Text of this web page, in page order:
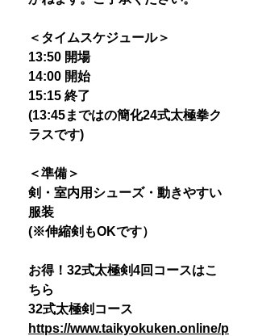
＜タイムスケジュール＞
13:50 開場
14:00 開始
15:15 終了
(13:45まではの簡化24式太極拳ク
ラスです)
＜準備＞
剣・室内用シューズ・動きやすい
服装
(※伸縮剣もOKです）
お得！32式太極剣4回コースはこ
ちら
32式太極剣コース
https://www.taikyokuken.online/p